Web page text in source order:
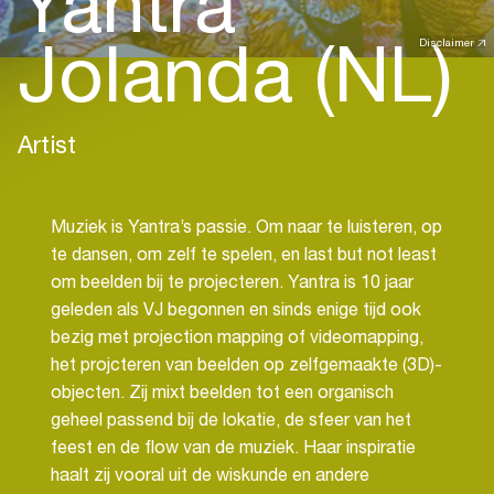
Disclaimer
Jolanda (NL)
Artist
Muziek is Yantra’s passie. Om naar te luisteren, op
te dansen, om zelf te spelen, en last but not least
om beelden bij te projecteren. Yantra is 10 jaar
geleden als VJ begonnen en sinds enige tijd ook
bezig met projection mapping of videomapping,
het projcteren van beelden op zelfgemaakte (3D)-
objecten. Zij mixt beelden tot een organisch
geheel passend bij de lokatie, de sfeer van het
feest en de flow van de muziek. Haar inspiratie
haalt zij vooral uit de wiskunde en andere